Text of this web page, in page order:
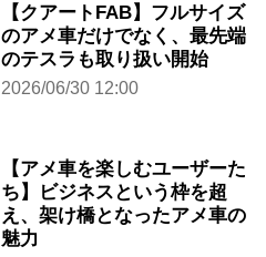
【クアートFAB】フルサイズ
のアメ車だけでなく、最先端
のテスラも取り扱い開始
2026/06/30 12:00
【アメ車を楽しむユーザーた
ち】ビジネスという枠を超
え、架け橋となったアメ車の
魅力